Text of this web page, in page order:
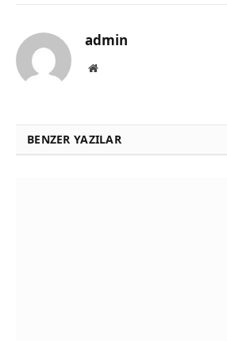
admin
Website
BENZER YAZILAR